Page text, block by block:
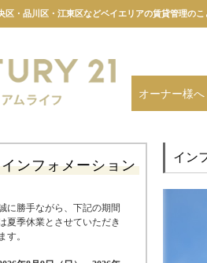
オーナー様へ
イン
インフォメーション